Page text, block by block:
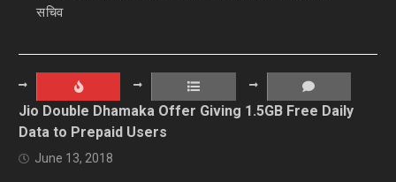
सचिव
Jio Double Dhamaka Offer Giving 1.5GB Free Daily
Data to Prepaid Users
June 13, 2018